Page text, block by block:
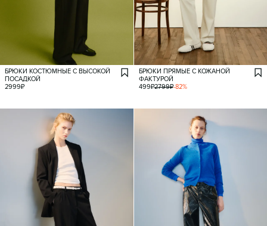
БРЮКИ КОСТЮМНЫЕ С ВЫСОКОЙ
ПОСАДКОЙ
2999₽
БРЮКИ ПРЯМЫЕ С КОЖАНОЙ
ФАКТУРОЙ
499₽2799₽-82%